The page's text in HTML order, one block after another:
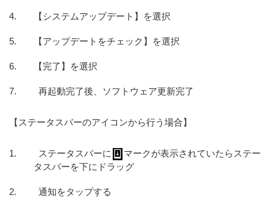
【システムアップデート】を選択
【アップデートをチェック】を選択
【完了】を選択
再起動完了後、ソフトウェア更新完了
【ステータスバーのアイコンから行う場合】
ステータスバーに
マークが表示されていたらステー
タスバーを下にドラッグ
通知をタップする